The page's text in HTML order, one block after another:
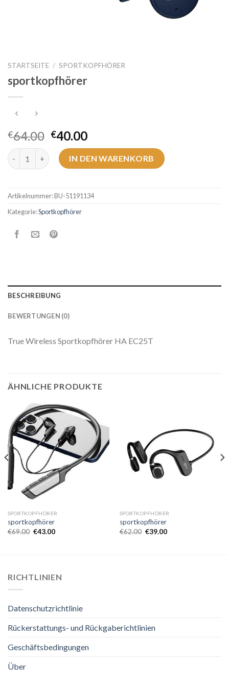
STARTSEITE / SPORTKOPFHÖRER
sportkopfhörer
€64.00 €40.00
sportkopfhörer MengeIN DEN WARENKORB
Artikelnummer:BU-51191134
Kategorie:Sportkopfhörer
BESCHREIBUNG
BEWERTUNGEN (0)
True Wireless Sportkopfhörer HA EC25T
ÄHNLICHE PRODUKTE
SPORTKOPFHÖRER
sportkopfhörer
€69.00 €43.00
SPORTKOPFHÖRER
sportkopfhörer
€62.00 €39.00
RICHTLINIEN
Datenschutzrichtlinie
Rückerstattungs- und Rückgaberichtlinien
Geschäftsbedingungen
Über